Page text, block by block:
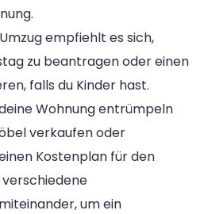
empfiehlt es sich,
zu beantragen oder einen
falls du Kinder hast.
Wohnung entrümpeln
verkaufen oder
Kostenplan für den
um ein